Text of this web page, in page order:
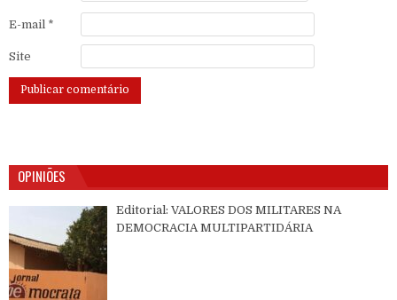
E-mail *
Site
OPINIÕES
Editorial: VALORES DOS MILITARES NA
DEMOCRACIA MULTIPARTIDÁRIA